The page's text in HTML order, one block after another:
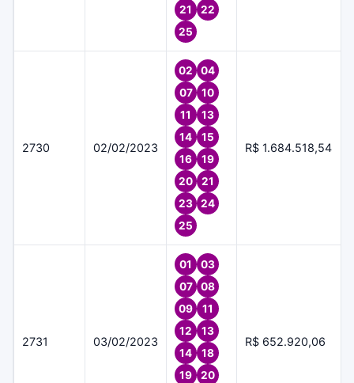
21
22
25
2730 02/02/2023
02
04
07
10
11
13
14
15
16
19
20
21
23
24
25
R$ 1.684.518,54
2731 03/02/2023
01
03
07
08
09
11
12
13
14
18
19
20
R$ 652.920,06